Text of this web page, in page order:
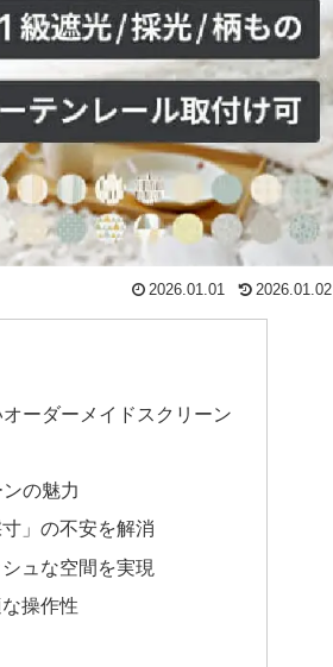
2026.01.01 2026.01.02
ーダーメイドスクリーン
の魅力
」の不安を解消
ュな空間を実現
操作性